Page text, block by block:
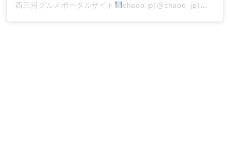
西三河グルメポータルサイト chaoo.jp(@chaoo_jp)がシェアした投稿